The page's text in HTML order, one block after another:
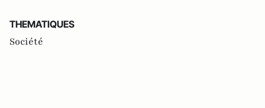
THEMATIQUES
Société